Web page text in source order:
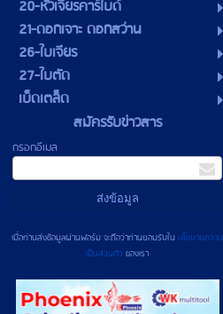
20-หัวเจียรคาร์ไบด์
21-ดอกเจาะ ดอกสว่าน
26-ใบเจียร
27-ใบตัด
เบ็ดเตล็ด
สมัครรับข่าวสาร
กรอกอีเมล
เมื่อท่านส่งข้อมูลผ่านฟอร์ม จะถือว่าท่านยอมรับในนโยบายความ
เป็นส่วนตัวของเรา